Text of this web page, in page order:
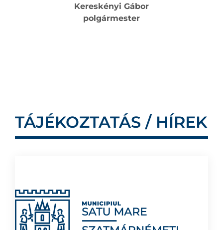
Kereskényi Gábor
polgármester
TÁJÉKOZTATÁS / HÍREK